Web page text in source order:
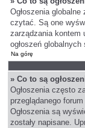
Ogłoszenia
czytać. Są one
zarządzania kontem
ogłoszeń
Na górę
» Co to są
Ogłoszenia często
przeglądanego
Ogłoszenia są
zostały napisane.